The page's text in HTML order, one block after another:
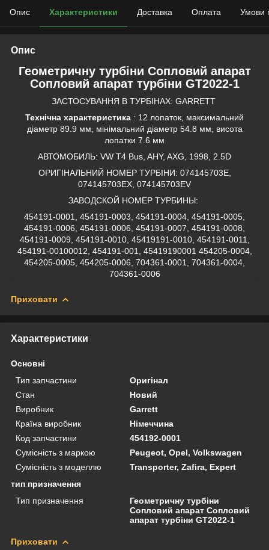
Опис Характеристики Доставка Оплата Умови
Опис
Геометричну турбіни Сопловий апарат
Сопловий апарат турбіни GT2022-1
ЗАСТОСУВАННЯ В ТУРБІНАХ: GARRETT
Технічна характеристика : 12 лопаток, максимальний
діаметр 89.9 мм, мінімальний діаметр 54.8 мм, висота
лопатки 7.6 мм
АВТОМОБИЛЬ: VW T4 Bus, AHY, AXG, 1998, 2.5D
ОРИГІНАЛЬНИЙ НОМЕР ТУРБІНИ: 074145703E,
074145703EX, 074145703EV
ЗАВОДСКОЙ НОМЕР ТУРБИНЫ:
454191-0001, 454191-0003, 454191-0004, 454191-0005,
454191-0006, 454191-0006, 454191-0007, 454191-0008,
454191-0009, 454191-0010, 45419191-0010, 454191-0011,
454191-00100012, 454191-001, 45419190001 454205-0004,
454205-0005, 454205-0006, 704361-0001, 704361-0004,
704361-0006
Приховати
Характеристики
Основні
Тип запчастини
Оригінал
Стан
Новий
Виробник
Garrett
Країна виробник
Німеччина
Код запчастини
454192-0001
Сумісність з маркою
Peugeot, Opel, Volkswagen
Сумісність з моделлю
Transporter, Zafira, Expert
тип призначення
Тип призначення
Геометричну турбіни
Сопловий апарат Сопловий
апарат турбіни GT2022-1
Приховати